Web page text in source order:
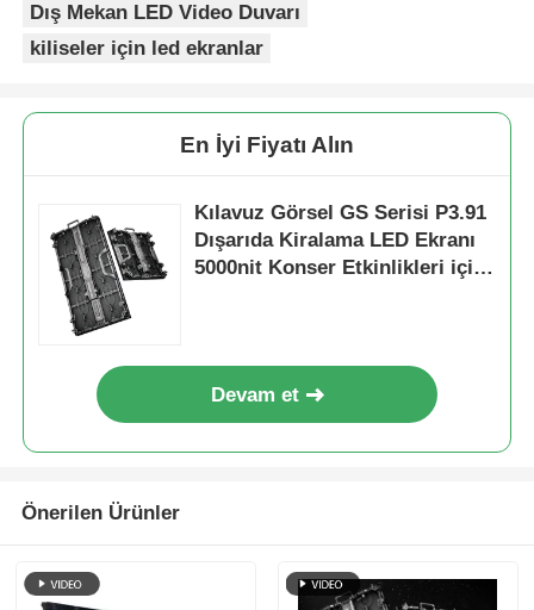
Dış Mekan LED Video Duvarı
kiliseler için led ekranlar
En İyi Fiyatı Alın
Kılavuz Görsel GS Serisi P3.91
Dışarıda Kiralama LED Ekranı
5000nit Konser Etkinlikleri için
Devam et
Önerilen Ürünler